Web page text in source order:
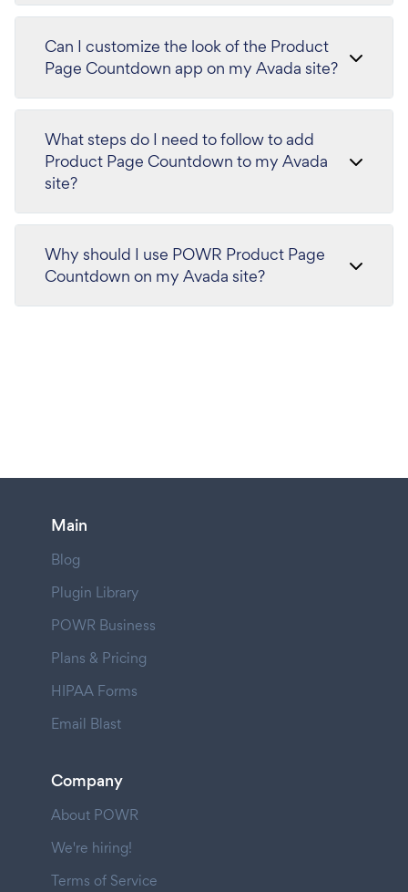
Can I customize the look of the Product
Page Countdown app on my Avada site?
What steps do I need to follow to add
Product Page Countdown to my Avada
site?
Why should I use POWR Product Page
Countdown on my Avada site?
Main
Blog
Plugin Library
POWR Business
Plans & Pricing
HIPAA Forms
Email Blast
Company
About POWR
We're hiring!
Terms of Service